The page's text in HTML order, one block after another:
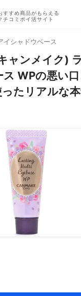
すすめ商品がもらえる
チコミポイ活サイト
イシャドウベース
ャンメイク)
WPの悪い口
たリアルな